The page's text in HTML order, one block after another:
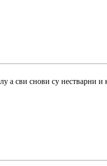
сви снови су нестварни и